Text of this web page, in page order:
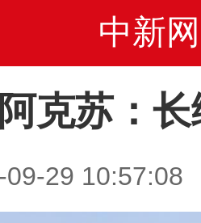
中新网
克苏：
09-29